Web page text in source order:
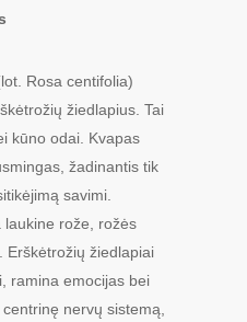
Rosa centifolia)
žiedlapius. Tai
kūno odai. Kvapas
žadinantis tik
savimi.
laukine rože, rožės
Erškėtrožių žiedlapiai
ramina emocijas bei
nervų sistemą,